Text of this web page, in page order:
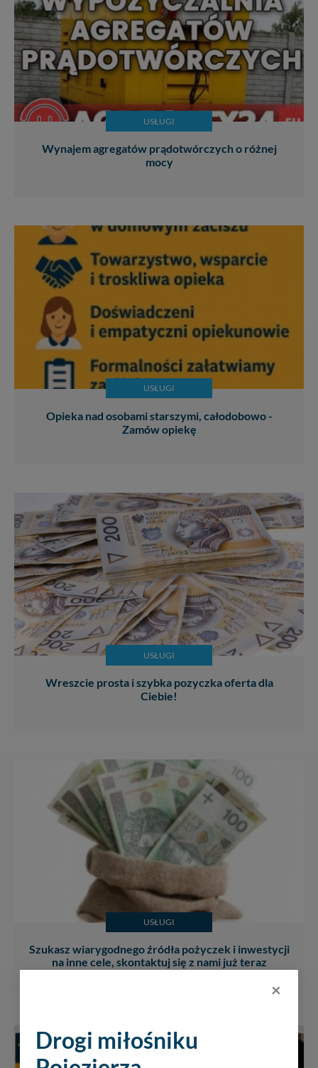
USŁUGI
Wynajem agregatów prądotwórczych o różnej
mocy
USŁUGI
Opieka nad osobami starszymi, całodobowo -
Zamów opiekę
USŁUGI
Wreszcie prosta i szybka pozyczka oferta dla
Ciebie!
USŁUGI
Szukasz wiarygodnego źródła pożyczek i inwestycji
na inne cele, skontaktuj się z nami już teraz
×
Drogi miłośniku